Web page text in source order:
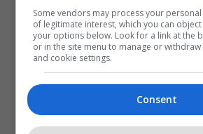
Some vendors may process your
of legitimate interest, which you can
your options below. Look for a link at the
or in the site menu to manage or
and cookie settings.
Consent